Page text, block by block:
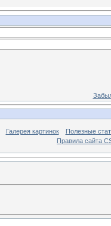
Галерея картинок
Полезные
Правила сайта